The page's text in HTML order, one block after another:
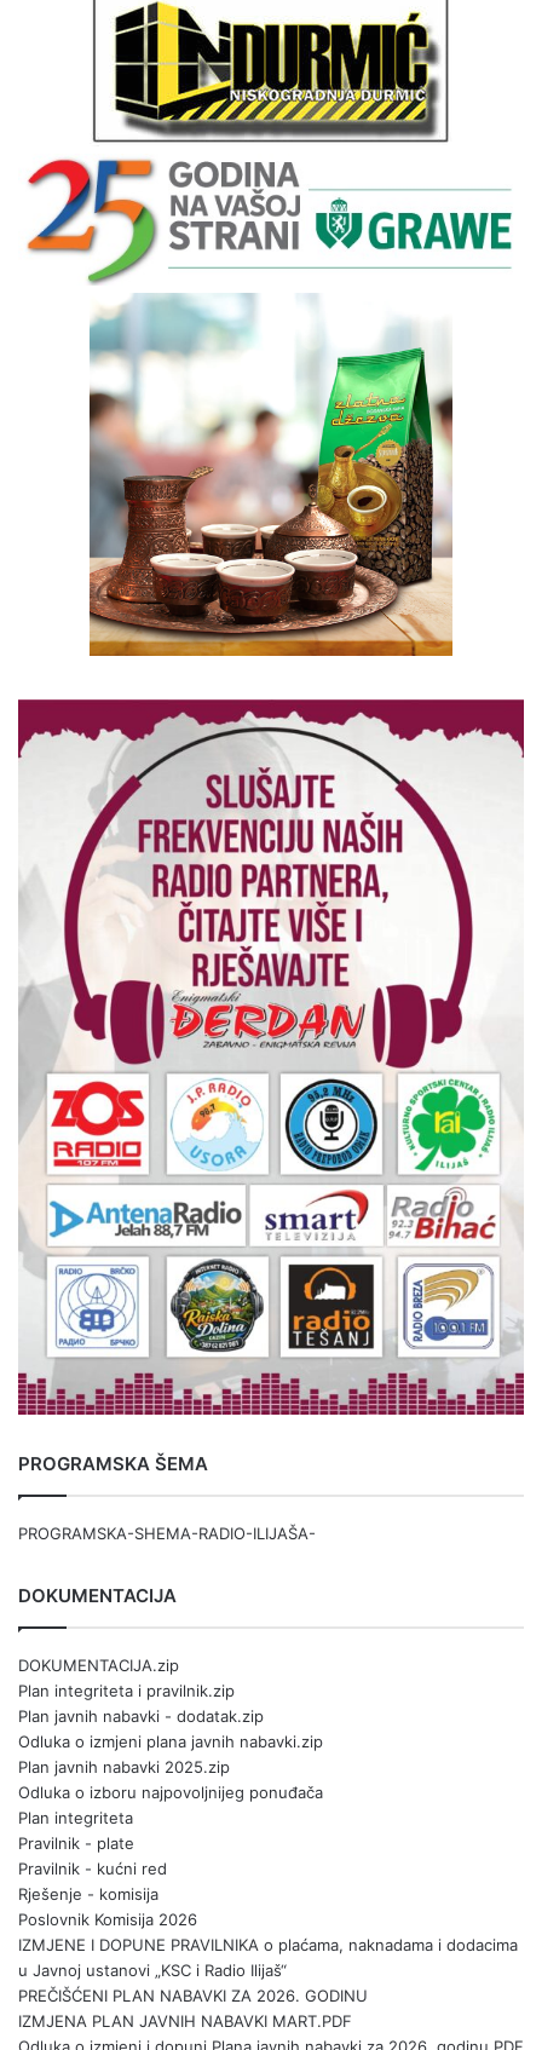
PROGRAMSKA ŠEMA
PROGRAMSKA-SHEMA-RADIO-ILIJAŠA-
DOKUMENTACIJA
DOKUMENTACIJA.zip
Plan integriteta i pravilnik.zip
Plan javnih nabavki - dodatak.zip
Odluka o izmjeni plana javnih nabavki.zip
Plan javnih nabavki 2025.zip
Odluka o izboru najpovoljnijeg ponuđača
Plan integriteta
Pravilnik - plate
Pravilnik - kućni red
Rješenje - komisija
Poslovnik Komisija 2026
IZMJENE I DOPUNE PRAVILNIKA o plaćama, naknadama i dodacima
u Javnoj ustanovi „KSC i Radio Ilijaš“
PREČIŠĆENI PLAN NABAVKI ZA 2026. GODINU
IZMJENA PLAN JAVNIH NABAVKI MART.PDF
Odluka o izmjeni i dopuni Plana javnih nabavki za 2026. godinu.PDF